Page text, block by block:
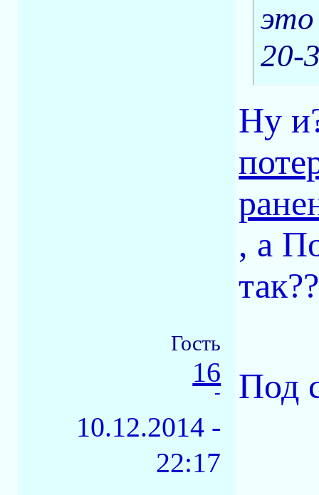
20-
Ну
, а
Гость
16
-
10.12.2014 -
22:17
Под